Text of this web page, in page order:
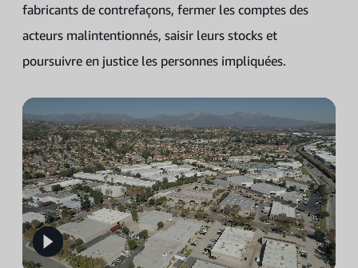
fabricants de contrefaçons, fermer les comptes des
acteurs malintentionnés, saisir leurs stocks et
poursuivre en justice les personnes impliquées.